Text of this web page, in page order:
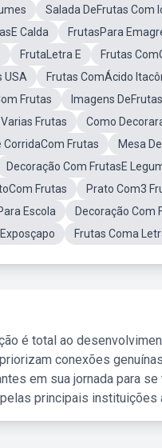
Salada DeFrutas Com
Calda FrutasPara
FrutaLetra E Frutas
USA
Frutas ComÁcido
Frutas Imagens DeFrutas
Frutas Como
CorridaCom Frutas
Mesa
Decoração Com FrutasE
Frutas
Prato Com3
Escola
Decoração Com
Frutas Coma
é total ao
conexões
em sua jornada para
principais instituições